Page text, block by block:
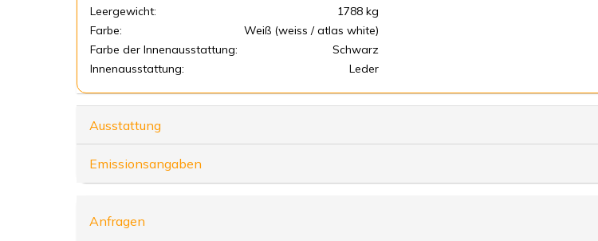
Leergewicht:
1788 kg
Farbe:
Weiß (weiss / atlas white)
Farbe der Innenausstattung:
Schwarz
Innenausstattung:
Leder
Ausstattung
Emissionsangaben
Anfragen